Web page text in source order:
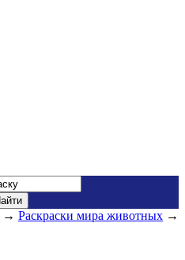
→ Раскраски мира животных →